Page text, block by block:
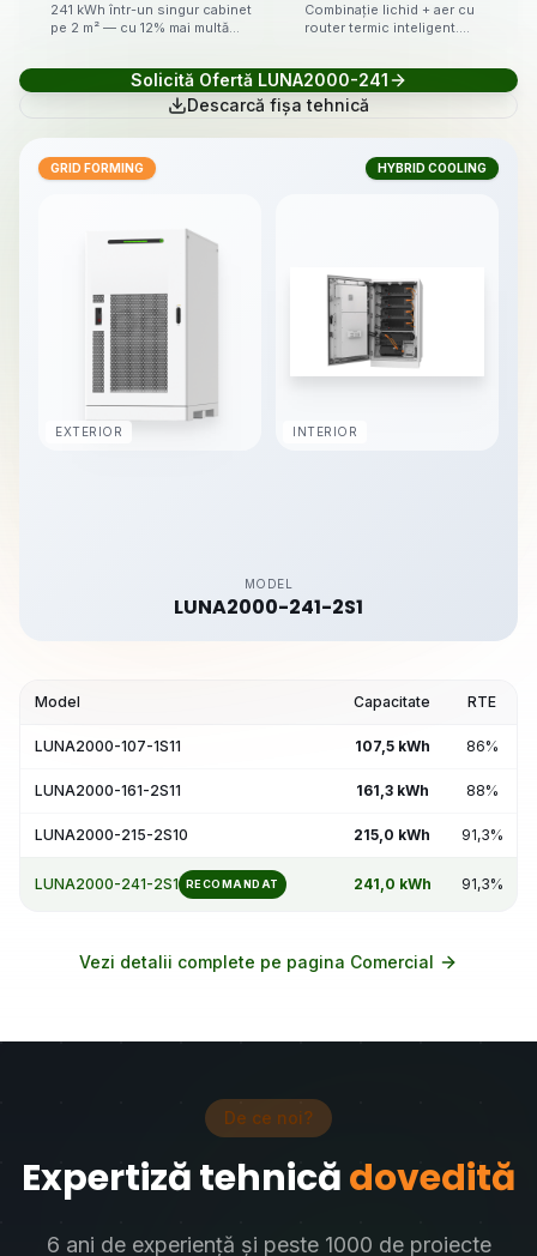
GRID FORMING HYBRID COOLING
EXTERIOR INTERIOR
MODEL
LUNA2000-241-2S1
241 kWh într-un singur cabinet
pe 2 m² — cu 12% mai multă
Combinație lichid + aer cu
router termic inteligent.
Solicită Ofertă LUNA2000-241
Descarcă fișa tehnică
Model Capacitate RTE
LUNA2000-107-1S11 107,5 kWh 86%
LUNA2000-161-2S11 161,3 kWh 88%
LUNA2000-215-2S10 215,0 kWh 91,3%
LUNA2000-241-2S1 RECOMANDAT 241,0 kWh 91,3%
Vezi detalii complete pe pagina Comercial
De ce noi?
Expertiză tehnicădovedită
6 ani de experiență și peste 1000 de proiecte